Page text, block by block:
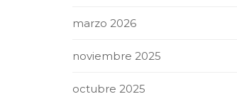
marzo 2026
noviembre 2025
octubre 2025